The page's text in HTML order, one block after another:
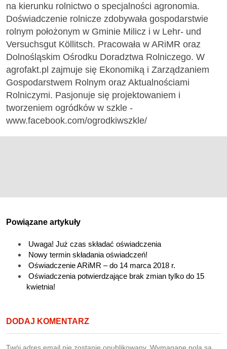
na kierunku rolnictwo o specjalności agronomia.
Doświadczenie rolnicze zdobywała gospodarstwie
rolnym położonym w Gminie Milicz i w Lehr- und
Versuchsgut Köllitsch. Pracowała w ARiMR oraz
Dolnośląskim Ośrodku Doradztwa Rolniczego. W
agrofakt.pl zajmuje się Ekonomiką i Zarządzaniem
Gospodarstwem Rolnym oraz Aktualnościami
Rolniczymi. Pasjonuje się projektowaniem i
tworzeniem ogródków w szkle -
www.facebook.com/ogrodkiwszkle/
Powiązane artykuły
Uwaga! Już czas składać oświadczenia
Nowy termin składania oświadczeń!
Oświadczenie ARiMR – do 14 marca 2018 r.
Oświadczenia potwierdzające brak zmian tylko do 15
kwietnia!
DODAJ KOMENTARZ